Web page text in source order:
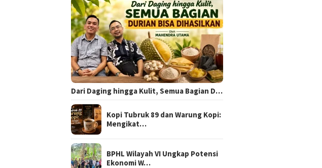
Dari Daging hingga Kulit, Semua Bagian D…
Kopi Tubruk 89 dan Warung Kopi:
Mengikat…
BPHL Wilayah VI Ungkap Potensi
Ekonomi W…